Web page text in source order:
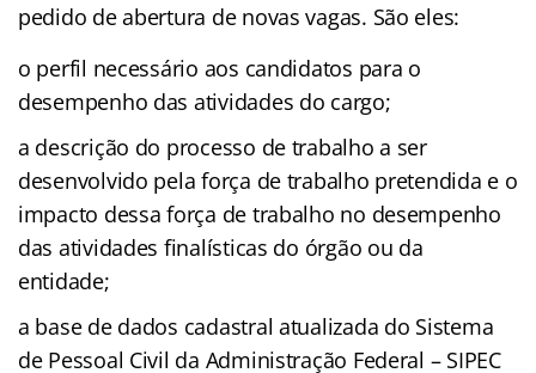
pedido de abertura de novas vagas. São eles:
o perfil necessário aos candidatos para o
desempenho das atividades do cargo;
a descrição do processo de trabalho a ser
desenvolvido pela força de trabalho pretendida e o
impacto dessa força de trabalho no desempenho
das atividades finalísticas do órgão ou da
entidade;
a base de dados cadastral atualizada do Sistema
de Pessoal Civil da Administração Federal – SIPEC